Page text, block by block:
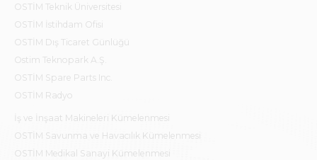
OSTİM Teknik Üniversitesi
OSTİM İstihdam Ofisi
OSTİM Dış Ticaret Günlüğü
Ostim Teknopark A.Ş.
OSTİM Spare Parts Inc.
OSTİM Radyo
İş ve İnşaat Makineleri Kümelenmesi
OSTİM Savunma ve Havacılık Kümelenmesi
OSTİM Medikal Sanayi Kümelenmesi